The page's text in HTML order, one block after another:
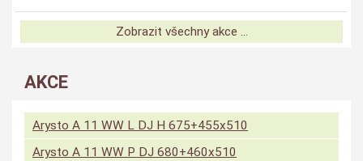
Zobrazit všechny akce ...
AKCE
Arysto A 11 WW L DJ H 675+455x510
Arysto A 11 WW P DJ 680+460x510